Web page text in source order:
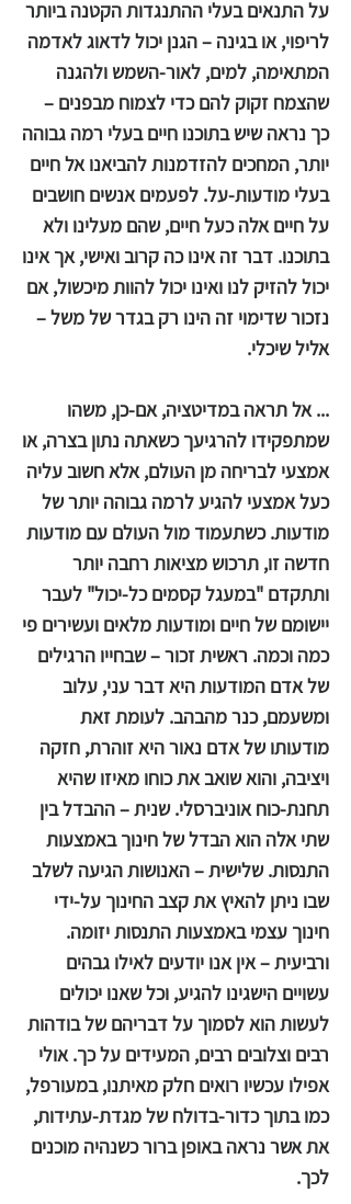
על התנאים בעלי ההתנגדות הקטנה ביותר
לריפוי, או בגינה – הגנן יכול לדאוג לאדמה
המתאימה, למים, לאור-השמש ולהגנה
שהצמח זקוק להם כדי לצמוח מבפנים –
כך נראה שיש בתוכנו חיים בעלי רמה גבוהה
יותר, המחכים להזדמנות להביאנו אל חיים
בעלי מודעות-על. לפעמים אנשים חושבים
על חיים אלה כעל חיים, שהם מעלינו ולא
בתוכנו. דבר זה אינו כה קרוב ואישי, אך אינו
יכול להזיק לנו ואינו יכול להוות מיכשול, אם
נזכור שדימוי זה הינו רק בגדר של משל –
אליל שיכלי.
... אל תראה במדיטציה, אם-כן, משהו
שמתפקידו להרגיעך כשאתה נתון בצרה, או
אמצעי לבריחה מן העולם, אלא חשוב עליה
כעל אמצעי להגיע לרמה גבוהה יותר של
מודעות. כשתעמוד מול העולם עם מודעות
חדשה זו, תרכוש מציאות רחבה יותר
ותתקדם "במעגל קסמים כל-יכול" לעבר
יישומם של חיים ומודעות מלאים ועשירים פי
כמה וכמה. ראשית זכור – שבחייו הרגילים
של אדם המודעות היא דבר עני, עלוב
ומשעמם, כנר מהבהב. לעומת זאת
מודעותו של אדם נאור היא זוהרת, חזקה
ויציבה, והוא שואב את כוחו מאיזו שהיא
תחנת-כוח אוניברסלי. שנית – ההבדל בין
שתי אלה הוא הבדל של חינוך באמצעות
התנסות. שלישית – האנושות הגיעה לשלב
שבו ניתן להאיץ את קצב החינוך על-ידי
חינוך עצמי באמצעות התנסות יזומה.
ורביעית – אין אנו יודעים לאילו גבהים
עשויים הישגינו להגיע, וכל שאנו יכולים
לעשות הוא לסמוך על דבריהם של בודהות
רבים וצלובים רבים, המעידים על כך. אולי
אפילו עכשיו רואים חלק מאיתנו, במעורפל,
כמו בתוך כדור-בדולח של מגדת-עתידות,
את אשר נראה באופן ברור כשנהיה מוכנים
לכך.